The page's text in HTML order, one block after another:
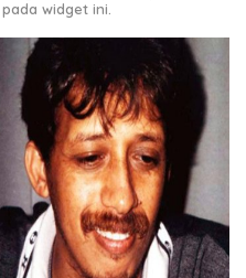
widget ini.